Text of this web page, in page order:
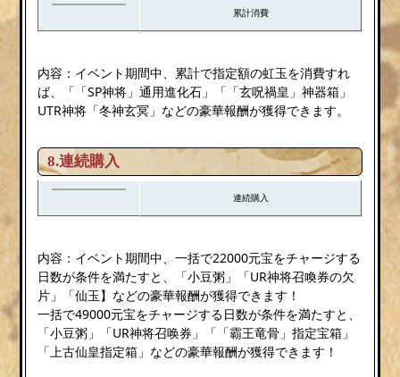
累計消費
内容：イベント期間中、累計で指定額の虹玉を消費すれ
ば、「「SP神将」通用進化石」「「玄呪禍皇」神器箱」
UTR神将「冬神玄冥」などの豪華報酬が獲得できます。
8.連続購入
連続購入
内容：イベント期間中、一括で22000元宝をチャージする
日数が条件を満たすと、「小豆粥」「UR神将召喚券の欠
片」「仙玉】などの豪華報酬が獲得できます！
一括で49000元宝をチャージする日数が条件を満たすと、
「小豆粥」「UR神将召唤券」「「霸王竜骨」指定宝箱」
「上古仙皇指定箱」などの豪華報酬が獲得できます！